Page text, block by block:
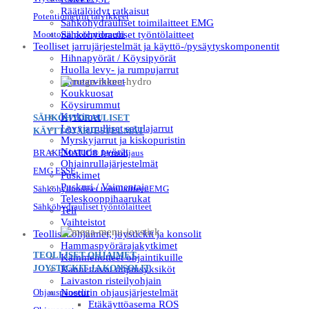
Räätälöidyt ratkaisut
Sähköhydrauliset toimilaitteet EMG
Sähköhydrauliset työntölaitteet
Teolliset jarrujärjestelmät ja käyttö-/pysäytyskomponentit
Hihnapyörät / Köysipyörät
Huolla levy- ja rumpujarrut
Jarrutarvikkeet
Koukkuosat
Köysirummut
Kytkimet
Levyjarrulliset satulajarrut
Myrskyjarrut ja kiskopuristin
Nosturin pyörät
Ohjainrullajärjestelmät
Puskimet
Puskuri / Vaimentaja
Teleskooppihaarukat
Teli
Vaihteistot
Teolliset ohjaimet, joystickit ja konsolit
Hammaspyörärajakytkimet
Kämmenotteet ohjaintikuille
Kannettavat ohjausyksiköt
Laivaston risteilyohjain
Nosturin ohjausjärjestelmät
Etäkäyttöasema ROS
Potentiometrin tarvikkeet
Moottorin potentiometri
SÄHKÖHYDRAULISET
KÄYTTÖJÄRJESTELMÄT
BRAKEMATIC® Jarruohjaus
EMG ESSE
Sähköhydrauliset toimilaitteet EMG
Sähköhydrauliset työntölaitteet
TEOLLISET OHJAIMET,
JOYSTICKIT JA KONSOLIT
Ohjauspaneelit